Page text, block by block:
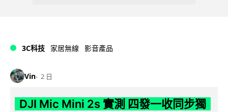
3C科技 家居無線 影音產品
Vin 2 日
DJI Mic Mini 2s 實測 四發一收同步獨